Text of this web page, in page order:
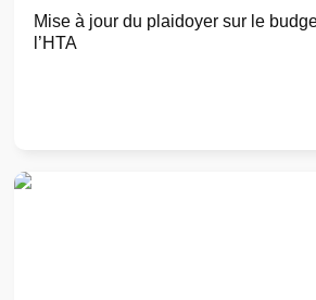
Mise à jour du plaidoyer sur le
l’HTA